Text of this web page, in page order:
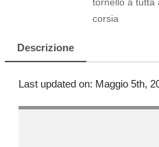
tornello a tutta
corsia
Descrizione
Last updated on: Maggio 5th,